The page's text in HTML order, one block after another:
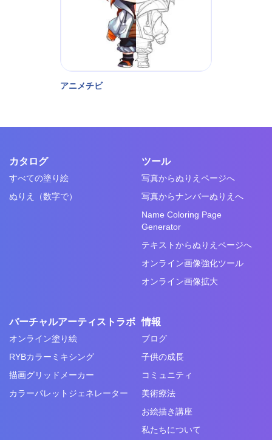
アニメチビ
カタログ
すべての塗り絵
ぬりえ（数字で）
ツール
写真からぬりえページへ
写真からナンバーぬりえへ
Name Coloring Page
Generator
テキストからぬりえページへ
オンライン画像強化ツール
オンライン画像拡大
バーチャルアーティストラボ
オンライン塗り絵
RYBカラーミキシング
描画グリッドメーカー
カラーパレットジェネレーター
情報
ブログ
子供の成長
コミュニティ
美術療法
お絵描き講座
私たちについて